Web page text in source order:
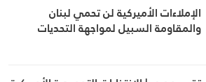
الإملاءات الأميركية لن تحمي لبنان
والمقاومة السبيل لمواجهة التحديات